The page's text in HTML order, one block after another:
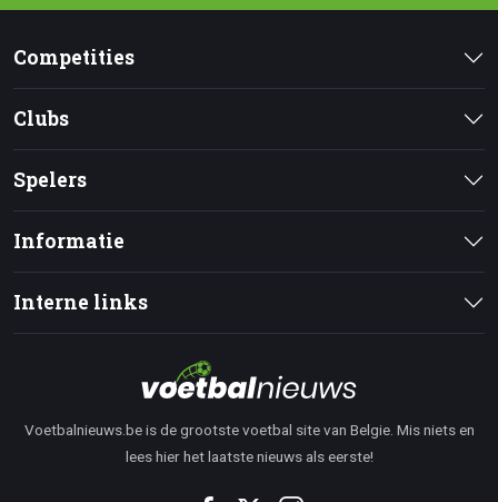
Competities
Clubs
Spelers
Informatie
Interne links
Voetbalnieuws.be is de grootste voetbal site van Belgie. Mis niets en
lees hier het laatste nieuws als eerste!